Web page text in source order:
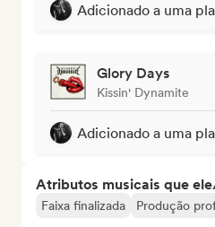
Adicionado a uma
Glory Days
Kissin' Dynamite
Adicionado a uma
Atributos musicais que
Faixa finalizada Produção